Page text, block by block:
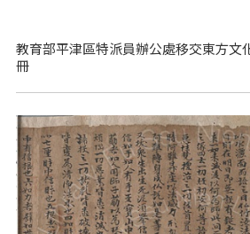
教育部平津區特派員辦公處移交東方文
冊